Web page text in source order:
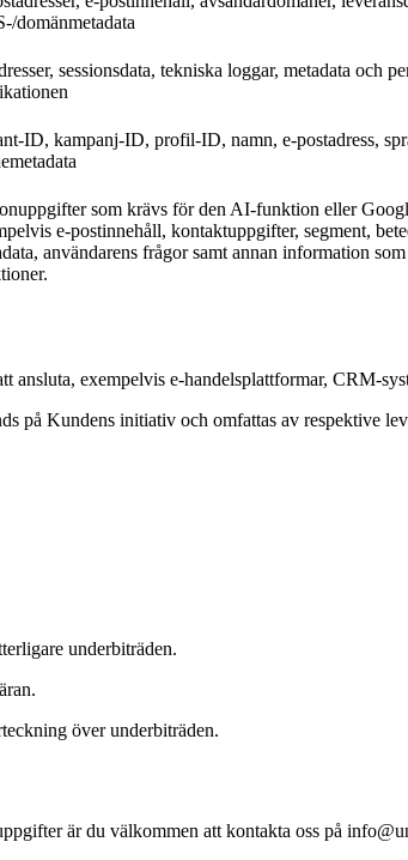
domänmetadata
sessionsdata, tekniska loggar, metadata och
ID, kampanj-ID, profil-ID, namn, e-postadress,
som krävs för den AI-funktion eller
e-postinnehåll, kontaktuppgifter, segment,
användarens frågor samt annan information
exempelvis e-handelsplattformar, CRM-
på Kundens initiativ och omfattas av respektive
underbiträden.
över underbiträden.
är du välkommen att kontakta oss på